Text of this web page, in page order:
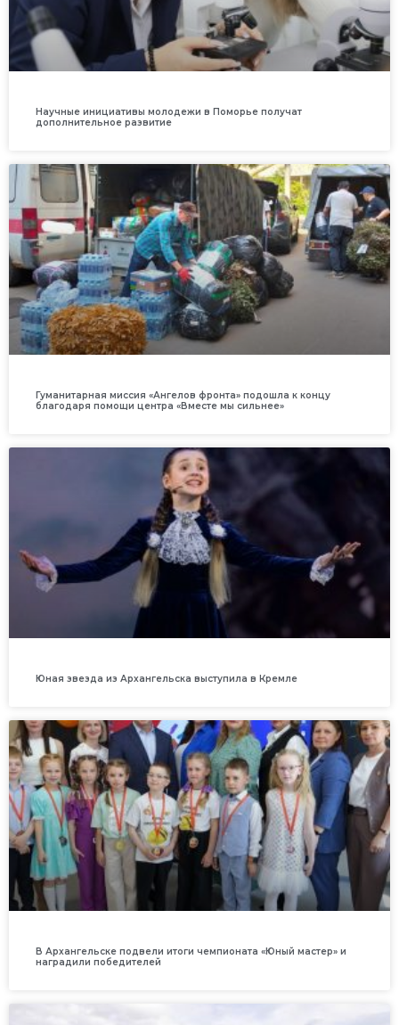
Научные инициативы молодежи в Поморье получат
дополнительное развитие
Гуманитарная миссия «Ангелов фронта» подошла к концу
благодаря помощи центра «Вместе мы сильнее»
Юная звезда из Архангельска выступила в Кремле
В Архангельске подвели итоги чемпионата «Юный мастер» и
наградили победителей